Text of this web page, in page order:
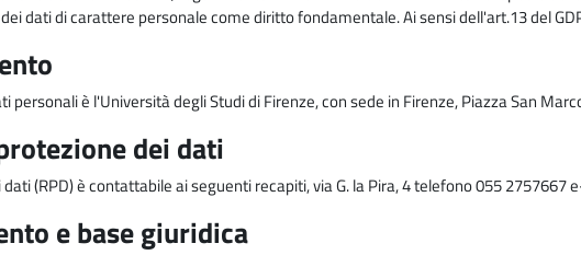
dati di carattere personale come diritto fondamentale. Ai sensi dell'art.13 del
è l'Università degli Studi di Firenze, con sede in Firenze, Piazza San
dei dati
(RPD) è contattabile ai seguenti recapiti, via G. la Pira, 4 telefono 055 2757667
e base giuridica